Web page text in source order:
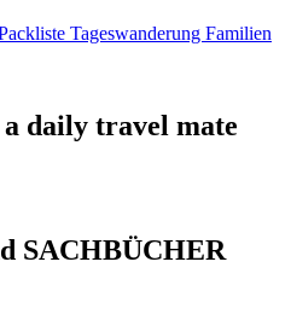
daily travel mate
SACHBÜCHER